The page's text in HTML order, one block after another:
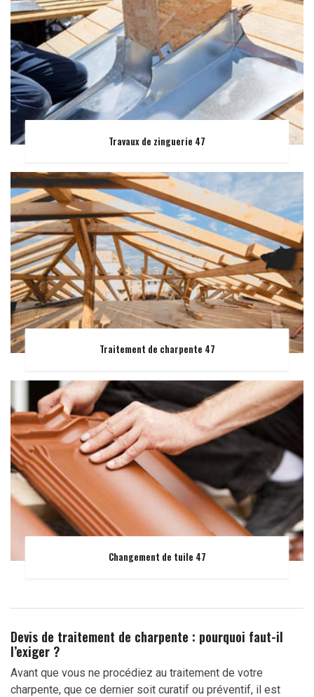
Travaux de zinguerie 47
Traitement de charpente 47
Changement de tuile 47
Devis de traitement de charpente : pourquoi faut-il
l’exiger ?
Avant que vous ne procédiez au traitement de votre
charpente, que ce dernier soit curatif ou préventif, il est